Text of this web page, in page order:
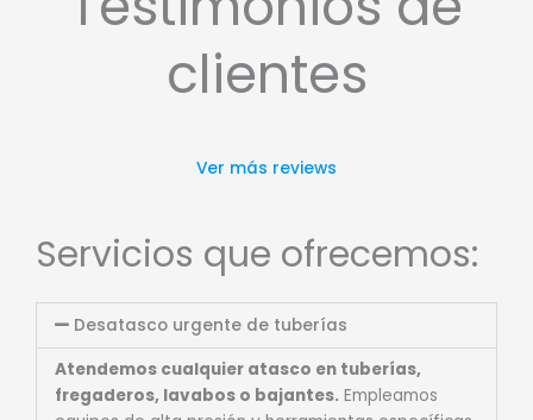
clientes
Ver más reviews
Servicios que ofrecemos:
Desatasco urgente de tuberías
Atendemos cualquier atasco en tuberías,
fregaderos, lavabos o bajantes. Empleamos